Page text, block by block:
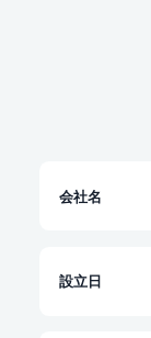
会社名
設立日